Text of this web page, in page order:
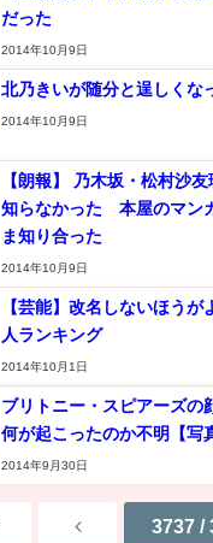
だった
2014年10月9日
北乃きいが随分と逞しくな
2014年10月9日
【朗報】 乃木坂・松村沙
知らなかった 本屋のマン
ま知り合った
2014年10月9日
【芸能】改名しないほうが
人ランキング
2014年10月1日
ブリトニー・スピアーズの
何が起こったのか不明【写
2014年9月30日
3737 /